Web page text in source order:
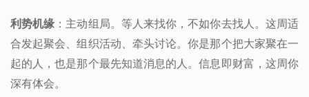
利势机缘 ：主动组局。等人来找你，不如你去找人。这周适
合发起聚会、组织活动、牵头讨论。你是那个把大家聚在一
起的人，也是那个最先知道消息的人。信息即财富，这周你
深有体会。